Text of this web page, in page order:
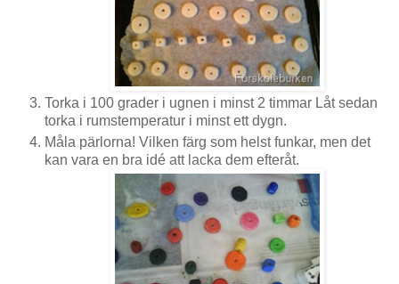
Torka i 100 grader i ugnen i minst 2 timmar Låt sedan
torka i rumstemperatur i minst ett dygn.
Måla pärlorna! Vilken färg som helst funkar, men det
kan vara en bra idé att lacka dem efteråt.